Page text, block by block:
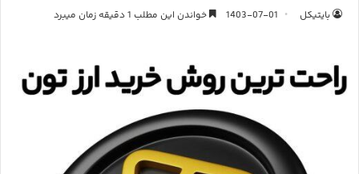
بایتیکل 1403-07-01 خواندن این مطلب 1 دقیقه زمان میبرد